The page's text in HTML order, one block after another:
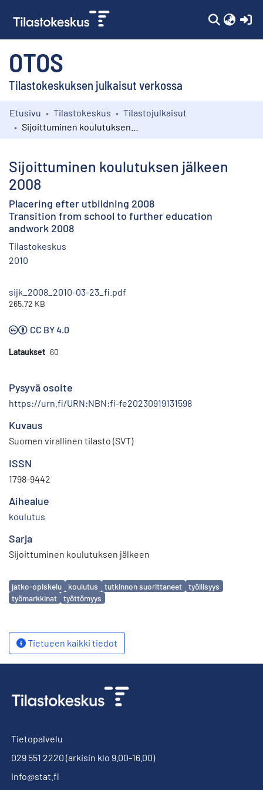
OTOS
Tilastokeskuksen julkaisut verkossa
Kokoelmat
Etusivu Tilastokeskus
Tilastojulkaisut
Sijoittuminen koulutuksen jälkeen
2008
Placering efter utbildning 2008
Transition from school to further education
andwork 2008
Tilastokeskus
2010
sijk_2008_2010-03-23_fi.pdf
265.72 KB
CC BY 4.0
Lataukset 60
Pysyvä osoite
https://urn.fi/URN:NBN:fi-fe20230919131598
Kuvaus
Suomen virallinen tilasto (SVT)
ISSN
1798-9442
Aihealue
koulutus
Sarja
Sijoittuminen koulutuksen jälkeen
Avainsanat
jatko-opiskelu koulutus tutkinnon suorittaneet
työllisyys
työmarkkinat
työttömyys
Tietueen kaikki tiedot
Tietopalvelu
029 551 2220 (arkisin klo 9.00-16.00)
info@stat.fi